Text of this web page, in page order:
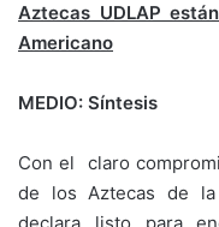
Aztecas UDLAP
Americano
MEDIO: Síntesis
Con el claro
de los Aztecas de